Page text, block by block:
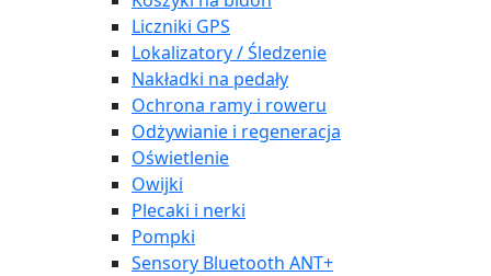
Liczniki GPS
Lokalizatory / Śledzenie
Nakładki na pedały
Ochrona ramy i roweru
Odżywianie i regeneracja
Oświetlenie
Owijki
Plecaki i nerki
Pompki
Sensory Bluetooth ANT+